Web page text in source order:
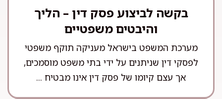
בקשה לביצוע פסק דין – הליך
והיבטים משפטיים
מערכת המשפט בישראל מעניקה תוקף משפטי
לפסקי דין שניתנים על ידי בתי משפט מוסמכים,
אך עצם קיומו של פסק דין אינו מבטיח ...